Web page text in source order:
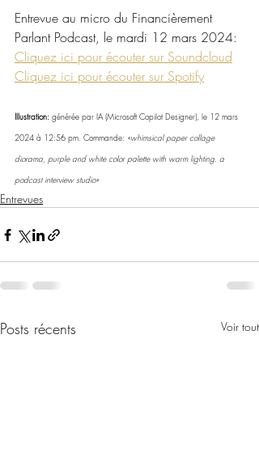
Entrevue au micro du Financièrement
Parlant Podcast, le mardi 12 mars 2024:
Cliquez ici pour écouter sur Soundcloud
Cliquez ici pour écouter sur Spotify
Illustration: générée par IA (Microsoft Copilot Designer), le 12 mars
2024 à 12:56 pm. Commande: «whimsical paper collage
diorama, purple and white color palette with warm lighting. a
podcast interview studio»
Entrevues
Posts récents Voir tout